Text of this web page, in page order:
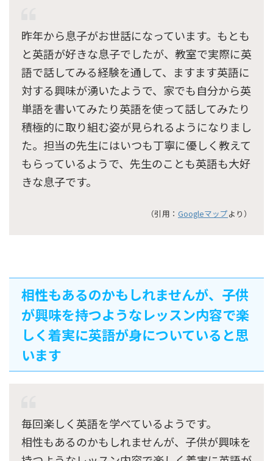
昨年から息子がお世話になっています。もとも
と英語が好きな息子でしたが、教室で実際に英
語で話してみる経験を通して、ますます英語に
対する興味が湧いたようで、家でも自分から英
単語を書いてみたり英語を使って話してみたり
積極的に取り組む姿が見られるようになりまし
た。担当の先生にはいつも丁寧に優しく教えて
もらっているようで、先生のことも英語も大好
きな息子です。
（引用： Googleマップより）
相性もあるのかもしれませんが、子供
が興味を持つようなレッスン内容で楽
しく着実に英語が身についていると思
います
毎回楽しく英語を学べているようです。
相性もあるのかもしれませんが、子供が興味を